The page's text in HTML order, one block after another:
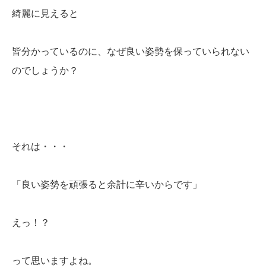
綺麗に見えると
皆分かっているのに、なぜ良い姿勢を保っていられない
のでしょうか？
それは・・・
「良い姿勢を頑張ると余計に辛いからです」
えっ！？
って思いますよね。